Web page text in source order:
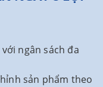
ngân sách đa
sản phẩm theo